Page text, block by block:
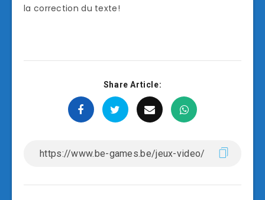
la correction du texte!
Share Article: